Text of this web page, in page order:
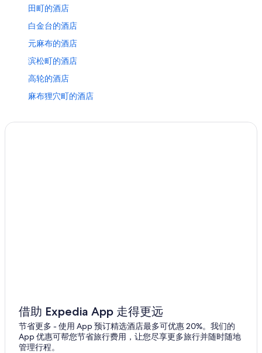
田町的酒店
白金台的酒店
元麻布的酒店
滨松町的酒店
高轮的酒店
麻布狸穴町的酒店
品川站的公寓式酒店
品川站附近的酒店
东京都的酒店
借助 Expedia App 走得更远
节省更多 - 使用 App 预订精选酒店最多可优惠 20%。我们的
App 优惠可帮您节省旅行费用，让您尽享更多旅行并随时随地
管理行程。